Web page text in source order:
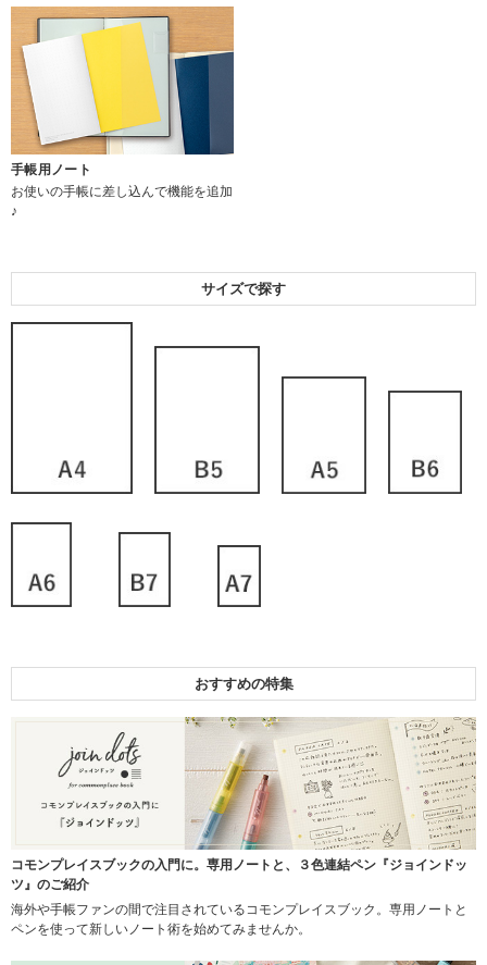
手帳用ノート
お使いの手帳に差し込んで機能を追加
♪
サイズで探す
おすすめの特集
コモンプレイスブックの入門に。専用ノートと、３色連結ペン『ジョインドッ
ツ』のご紹介
海外や手帳ファンの間で注目されているコモンプレイスブック。専用ノートと
ペンを使って新しいノート術を始めてみませんか。